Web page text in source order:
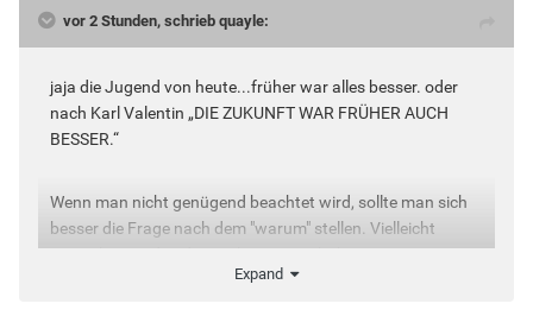
vor 2 Stunden, schrieb quayle:
jaja die Jugend von heute...früher war alles besser. oder
nach Karl Valentin „DIE ZUKUNFT WAR FRÜHER AUCH
BESSER.“
Wenn man nicht genügend beachtet wird, sollte man sich
besser die Frage nach dem "warum" stellen. Vielleicht
etwas bieten, das die Konkurrenz nicht hat ?
Expand